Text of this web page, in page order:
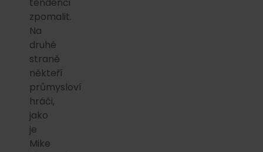
zpomalit.
Na
druhé
straně
někteří
průmysloví
hráči,
jako
je
Mike